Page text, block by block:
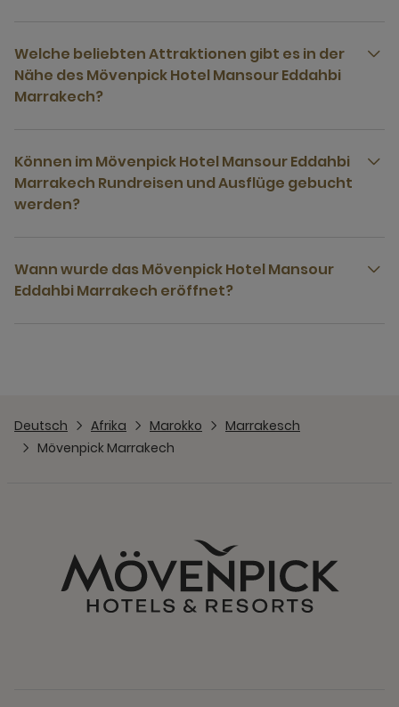
Welche beliebten Attraktionen gibt es in der
Nähe des Mövenpick Hotel Mansour Eddahbi
Marrakech?
Können im Mövenpick Hotel Mansour Eddahbi
Marrakech Rundreisen und Ausflüge gebucht
werden?
Wann wurde das Mövenpick Hotel Mansour
Eddahbi Marrakech eröffnet?
Deutsch Afrika Marokko
Marrakesch
Mövenpick Marrakech